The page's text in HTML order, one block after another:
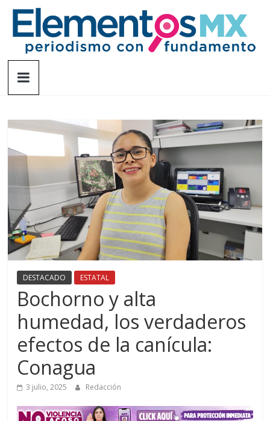
Saltar
contenido
Elementosmx
fundamento
DESTACADO ESTATAL
Bochorno y alta
humedad, los verdaderos
efectos de la canícula:
Conagua
3 julio, 2025 Redacción